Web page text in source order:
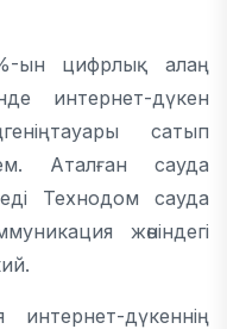
ын цифрлық алаң
интернет-дүкен
сатып
Аталған сауда
Технодом сауда
жөніндегі
дүкеннің